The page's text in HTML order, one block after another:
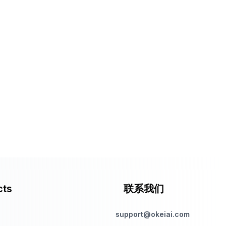
联系我们
support@okeiai.com